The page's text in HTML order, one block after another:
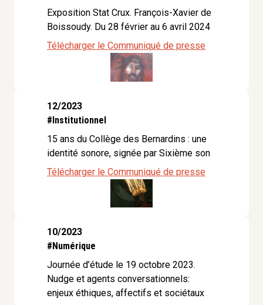
Exposition Stat Crux. François-Xavier de
Boissoudy. Du 28 février au 6 avril 2024
Télécharger le Communiqué de presse
12/2023
#Institutionnel
15 ans du Collège des Bernardins : une
identité sonore, signée par Sixième son
Télécharger le Communiqué de presse
10/2023
#Numérique
Journée d’étude le 19 octobre 2023.
Nudge et agents conversationnels:
enjeux éthiques, affectifs et sociétaux